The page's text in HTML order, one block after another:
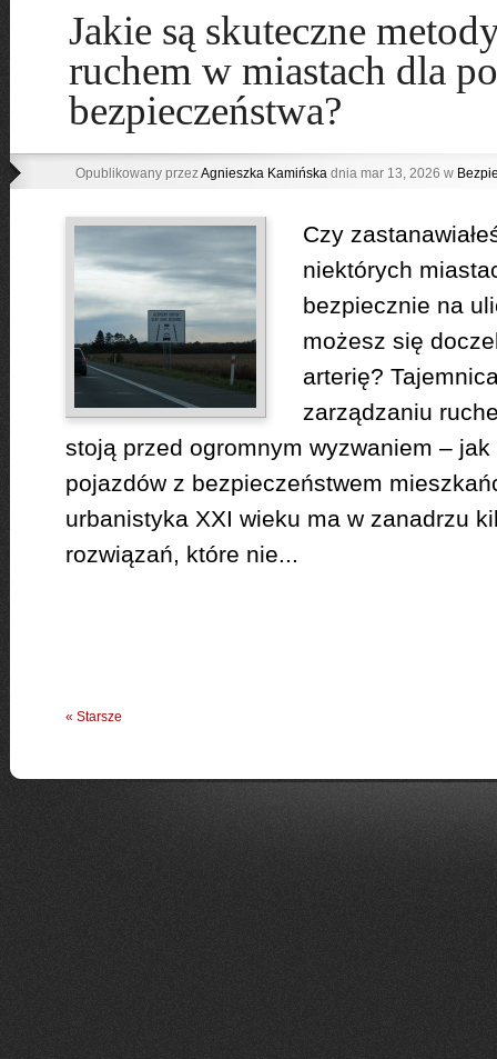
Jakie są skuteczne
ruchem w miastach dla
bezpieczeństwa?
Opublikowany przezAgnieszka Kamińskadnia mar 13, 2026 w
Czy
niektórych
bezpiecznie na
możesz się
arterię?
zarządzaniu
stoją przed ogromnym wyzwaniem –
pojazdów z bezpieczeństwem
urbanistyka XXI wieku ma w zanadrzu
rozwiązań, które nie...
« Starsze